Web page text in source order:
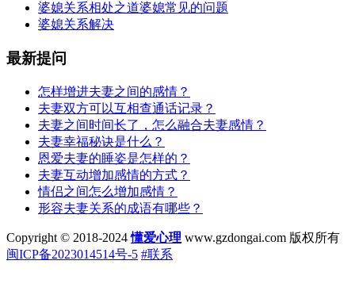
婆媳关系相处之道婆媳常见的问题
婆媳关系解决
最新提问
怎样增进夫妻之间的感情？
夫妻双方可以互相查通话记录？
夫妻之间时间长了，怎么融合夫妻感情？
夫妻幸福秘诀是什么？
恩爱夫妻的睡姿是怎样的？
夫妻互动增加感情的方式？
情侣之间怎么增加感情？
形容夫妻关系的成语有哪些？
Copyright © 2018-2024懂爱心理 www.gzdongai.com 版权所有
闽ICP备2023014514号-5 #联系